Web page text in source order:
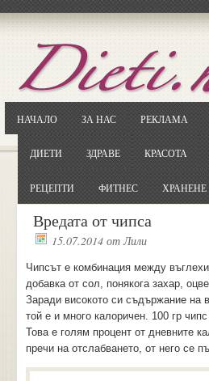
НАЧАЛО ЗА НАС РЕКЛАМА
ДИЕТИ ЗДРАВЕ КРАСОТА
РЕЦЕПТИ ФИТНЕС ХРАНЕНЕ
Вредата от чипса
15.07.2014 отЛили
Чипсът е комбинация между
добавка от сол, понякога захар,
Заради високото си съдържание на
той е и много калоричен. 100 гр
Това е голям процент от дневните
пречи на отслабването, от него се
ОтворетеGoogle.bg
Потърсете "Cloxy"
Кликнете на първия резултат
... и я въведете в полето: